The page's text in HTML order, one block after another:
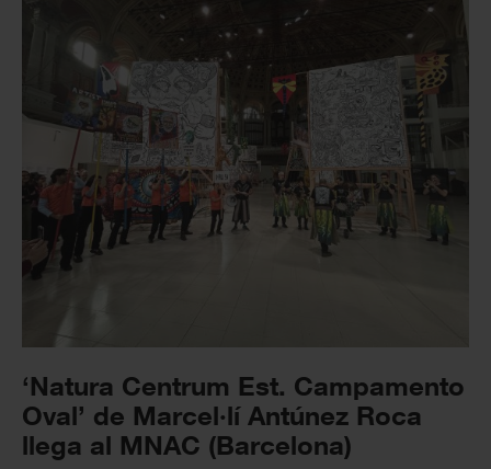
‘Natura Centrum Est. Campamento
Oval’ de Marcel·lí Antúnez Roca
llega al MNAC (Barcelona)